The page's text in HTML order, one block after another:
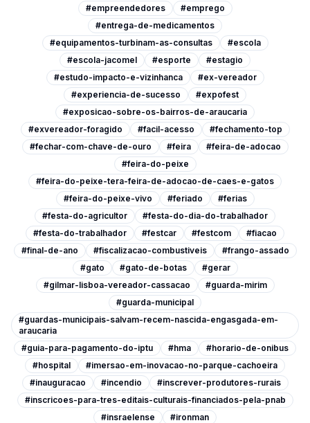
#empreendedores
#emprego
#entrega-de-medicamentos
#equipamentos-turbinam-as-consultas
#escola
#escola-jacomel
#esporte
#estagio
#estudo-impacto-e-vizinhanca
#ex-vereador
#experiencia-de-sucesso
#expofest
#exposicao-sobre-os-bairros-de-araucaria
#exvereador-foragido
#facil-acesso
#fechamento-top
#fechar-com-chave-de-ouro
#feira
#feira-de-adocao
#feira-do-peixe
#feira-do-peixe-tera-feira-de-adocao-de-caes-e-gatos
#feira-do-peixe-vivo
#feriado
#ferias
#festa-do-agricultor
#festa-do-dia-do-trabalhador
#festa-do-trabalhador
#festcar #festcom
#fiacao
#final-de-ano
#fiscalizacao-combustiveis
#frango-assado
#gato
#gato-de-botas
#gerar
#gilmar-lisboa-vereador-cassacao
#guarda-mirim
#guarda-municipal
#guardas-municipais-salvam-recem-nascida-engasgada-em-
araucaria
#guia-para-pagamento-do-iptu
#hma
#horario-de-onibus
#hospital
#imersao-em-inovacao-no-parque-cachoeira
#inauguracao
#incendio
#inscrever-produtores-rurais
#inscricoes-para-tres-editais-culturais-financiados-pela-pnab
#insraelense
#ironman